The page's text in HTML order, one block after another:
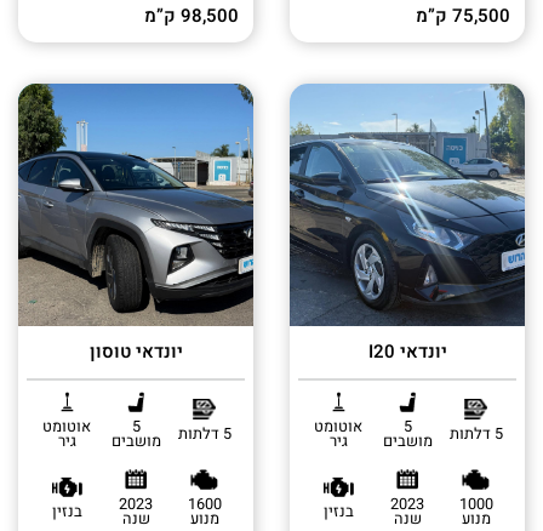
75,500 ק”מ 98,500 ק”מ
יונדאי I20
5 דלתות 5
מושבים
אוטומט
גיר
1000
מנוע
2023
שנה בנזין
יונדאי טוסון
5 דלתות 5
מושבים
אוטומט
גיר
1600
מנוע
2023
שנה בנזין